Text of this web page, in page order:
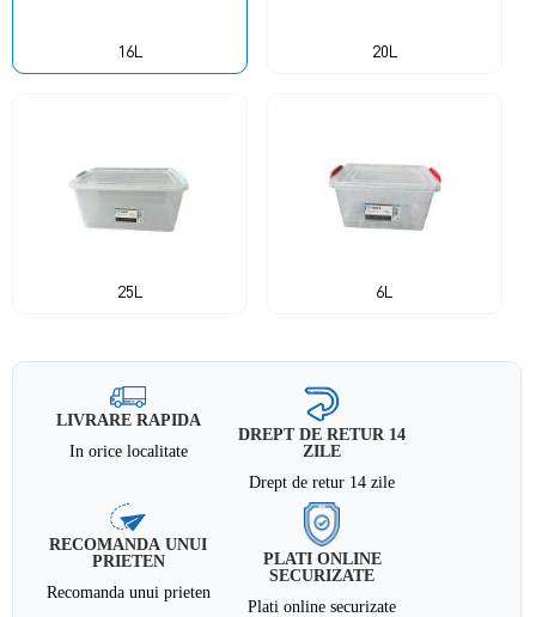
16L 20L
25L 6L
LIVRARE RAPIDA
In orice localitate
DREPT DE RETUR 14
ZILE
Drept de retur 14 zile
RECOMANDA UNUI
PRIETEN
Recomanda unui prieten
PLATI ONLINE
SECURIZATE
Plati online securizate